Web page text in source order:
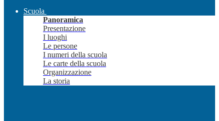
Scuola
Panoramica
Presentazione
I luoghi
Le persone
I numeri della scuola
Le carte della scuola
Organizzazione
La storia